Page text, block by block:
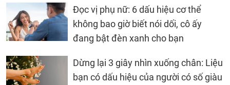
Đọc vị phụ nữ: 6 dấu hiệu cơ thể
không bao giờ biết nói dối, cô ấy
đang bật đèn xanh cho bạn
Dừng lại 3 giây nhìn xuống chân: Liệu
bạn có dấu hiệu của người có số giàu